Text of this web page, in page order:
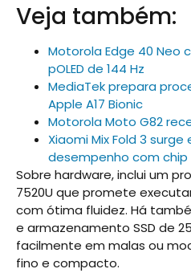
Veja também:
Motorola Edge 40 Neo
pOLED de 144 Hz
MediaTek prepara
Apple A17 Bionic
Motorola Moto G82
Xiaomi Mix Fold 3
desempenho com
Sobre hardware, inclui um
7520U que promete
com ótima fluidez. Há
e armazenamento SSD de
facilmente em malas ou
fino e compacto.